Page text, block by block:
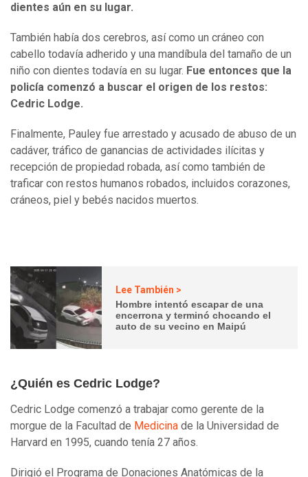
dientes aún en su lugar.
También había dos cerebros, así como un cráneo con
cabello todavía adherido y una mandíbula del tamaño de un
niño con dientes todavía en su lugar. Fue entonces que la
policía comenzó a buscar el origen de los restos:
Cedric Lodge.
Finalmente, Pauley fue arrestado y acusado de abuso de un
cadáver, tráfico de ganancias de actividades ilícitas y
recepción de propiedad robada, así como también de
traficar con restos humanos robados, incluidos corazones,
cráneos, piel y bebés nacidos muertos.
Lee También >
Hombre intentó escapar de una
encerrona y terminó chocando el
auto de su vecino en Maipú
¿Quién es Cedric Lodge?
Cedric Lodge comenzó a trabajar como gerente de la
morgue de la Facultad de Medicina de la Universidad de
Harvard en 1995, cuando tenía 27 años.
Dirigió el Programa de Donaciones Anatómicas de la